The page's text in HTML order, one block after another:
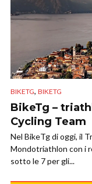
BIKETG, BIKETG
BikeTg –
Cycling Team
Nel BikeTg di oggi, il
Mondotriathlon con i
sotto le 7 per gli...